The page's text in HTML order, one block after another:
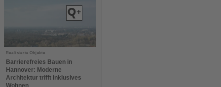
Realisierte Objekte
Barrierefreies Bauen in
Hannover: Moderne
Architektur trifft inklusives
Wohnen